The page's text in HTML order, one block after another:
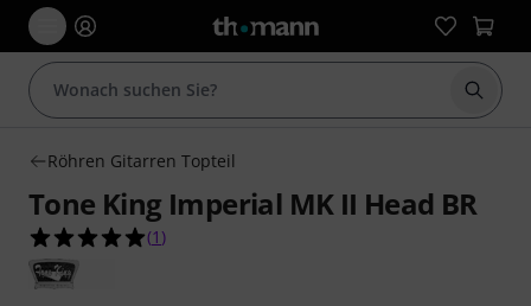
Suche
Röhren Gitarren Topteil
Tone King Imperial MK II Head BR
5.0 von 5 Sternen aus 1 Kundenbewertungen
(1 )